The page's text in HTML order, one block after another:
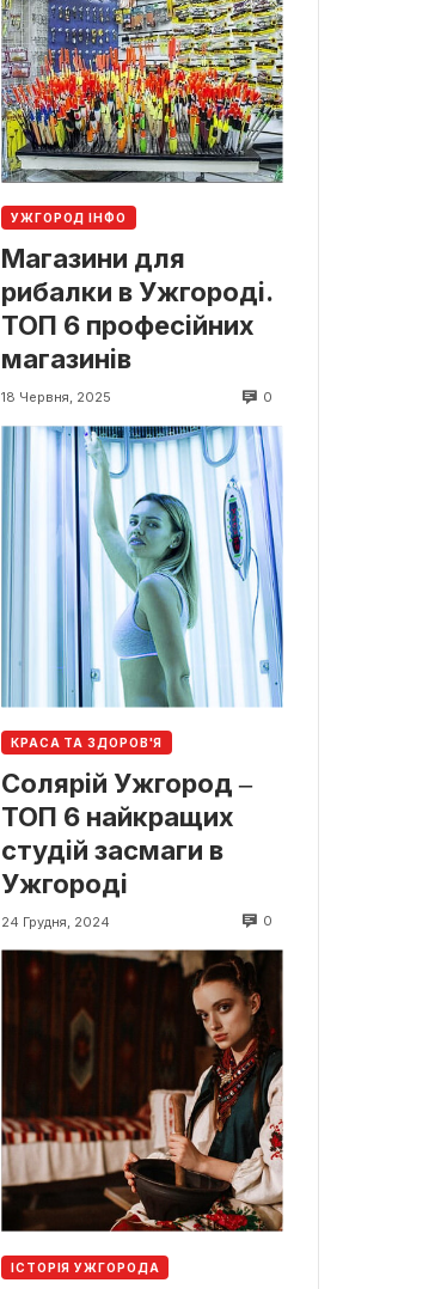
УЖГОРОД ІНФО
Магазини для
рибалки в Ужгороді.
ТОП 6 професійних
магазинів
18 Червня, 2025 0
КРАСА ТА ЗДОРОВ'Я
Солярій Ужгород ‒
ТОП 6 найкращих
студій засмаги в
Ужгороді
24 Грудня, 2024 0
ІСТОРІЯ УЖГОРОДА